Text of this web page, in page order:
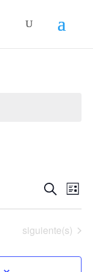
de
Buscar
de
de
Lista
Eventos
siguiente(s)